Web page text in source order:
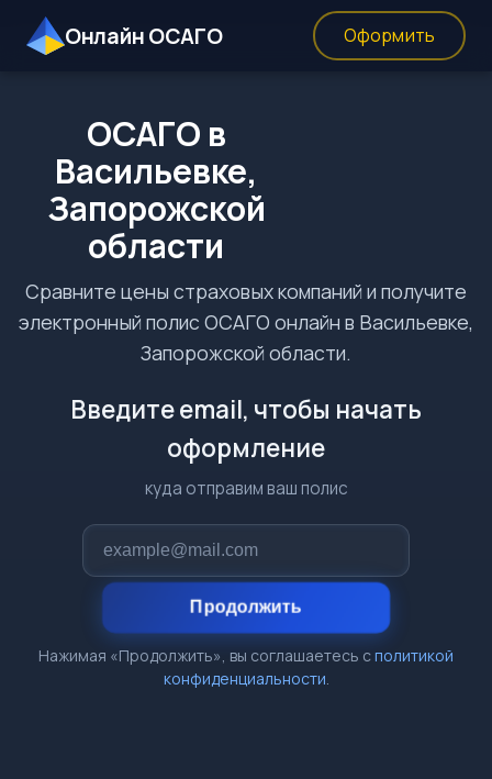
Онлайн ОСАГО Оформить
ОСАГО в
Васильевке,
Запорожской
области
Сравните цены страховых компаний и получите
электронный полис ОСАГО онлайн в Васильевке,
Запорожской области.
Введите email, чтобы начать
оформление
куда отправим ваш полис
Продолжить
Нажимая «Продолжить», вы соглашаетесь сполитикой
конфиденциальности.